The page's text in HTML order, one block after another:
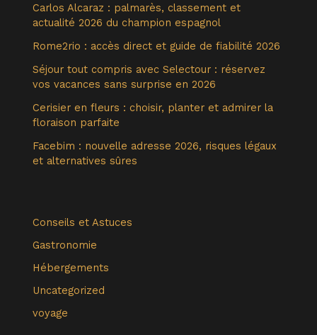
Carlos Alcaraz : palmarès, classement et
actualité 2026 du champion espagnol
Rome2rio : accès direct et guide de fiabilité 2026
Séjour tout compris avec Selectour : réservez
vos vacances sans surprise en 2026
Cerisier en fleurs : choisir, planter et admirer la
floraison parfaite
Facebim : nouvelle adresse 2026, risques légaux
et alternatives sûres
Conseils et Astuces
Gastronomie
Hébergements
Uncategorized
voyage